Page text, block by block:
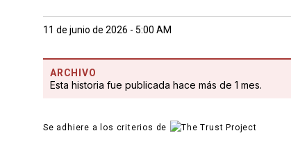
11 de junio de 2026 - 5:00 AM
ARCHIVO
Esta historia fue publicada hace más de 1 mes.
Se adhiere a los criterios de